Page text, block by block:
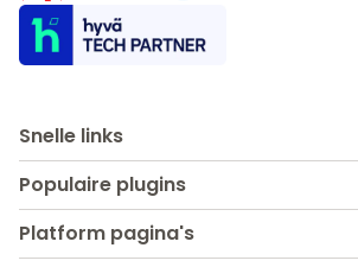
Snelle links
Populaire plugins
Platform pagina's